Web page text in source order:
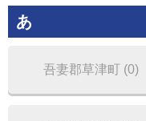
あ
吾妻郡草津町 (0)